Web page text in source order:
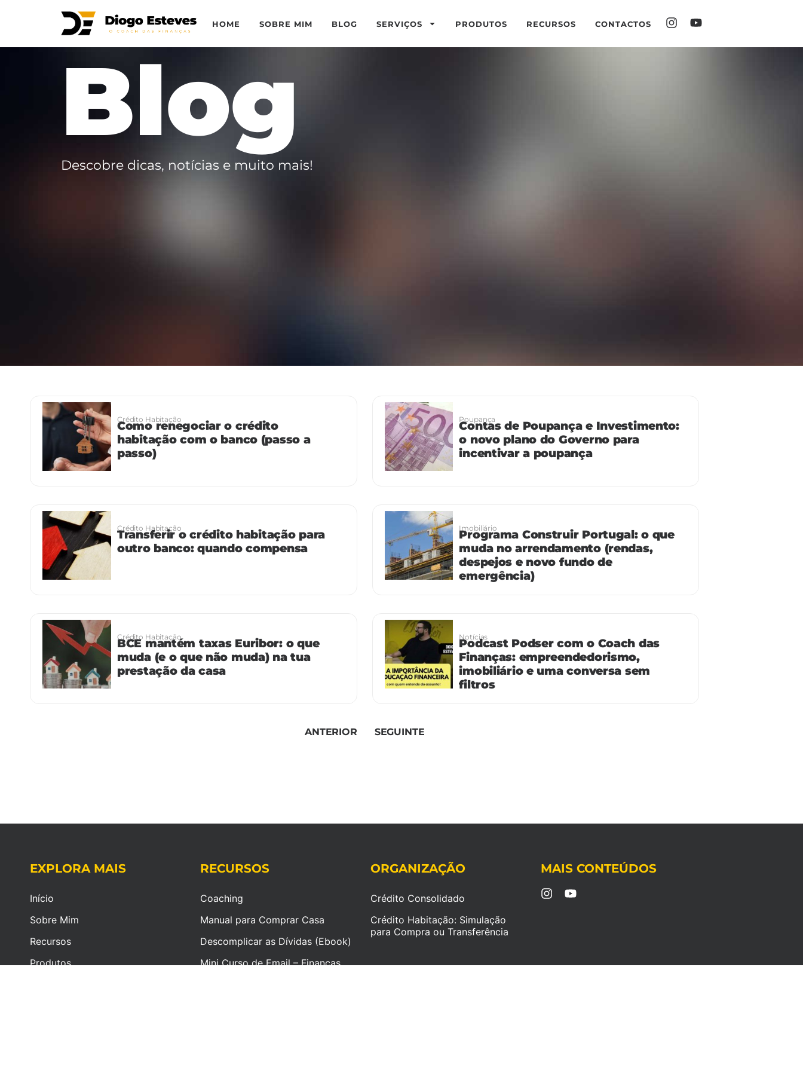
HOME SOBRE MIM BLOG SERVIÇOS PRODUTOS RECURSOS CONTACTOS
Blog
Descobre dicas, notícias e muito mais!
Crédito Habitação
Como renegociar o crédito
habitação com o banco (passo a
passo)
Poupança
Contas de Poupança e Investimento:
o novo plano do Governo para
incentivar a poupança
Crédito Habitação
Transferir o crédito habitação para
outro banco: quando compensa
Imobiliário
Programa Construir Portugal: o que
muda no arrendamento (rendas,
despejos e novo fundo de
emergência)
Crédito Habitação
BCE mantém taxas Euribor: o que
muda (e o que não muda) na tua
prestação da casa
Notícias
Podcast Podser com o Coach das
Finanças: empreendedorismo,
imobiliário e uma conversa sem
filtros
ANTERIOR SEGUINTE
EXPLORA MAIS
Início
Sobre Mim
Recursos
Produtos
RECURSOS
Coaching
Manual para Comprar Casa
Descomplicar as Dívidas (Ebook)
Mini Curso de Email – Finanças
ORGANIZAÇÃO
Crédito Consolidado
Crédito Habitação: Simulação
para Compra ou Transferência
MAIS CONTEÚDOS